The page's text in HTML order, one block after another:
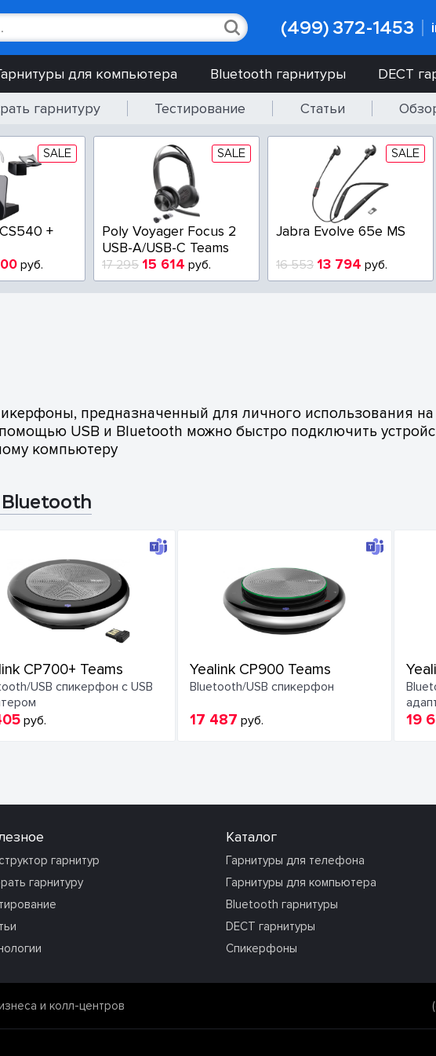
(499) 372-1453
для компьютера Bluetooth гарнитуры DECT
гарнитуру Тестирование Статьи
SALE
+
руб.
SALE
Poly Voyager Focus 2
USB-A/USB-C Teams
17 295 15 614 руб.
SALE
Jabra Evolve 65e MS
16 553 13 794 руб.
предназначенный для личного использования
помощью USB и Bluetooth можно быстро подключить
компьютеру
CP700+ Teams
USB спикерфон с USB
руб.
Yealink CP900 Teams
Bluetooth/USB спикерфон
17 487 руб. 19
гарнитур
гарнитуру
Каталог
Гарнитуры для телефона
Гарнитуры для компьютера
Bluetooth гарнитуры
DECT гарнитуры
Спикерфоны
и колл-центров